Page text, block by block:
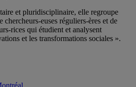
et pluridisciplinaire, elle regroupe
chercheurs-euses réguliers-ères et de
-rices qui étudient et analysent
et les transformations sociales ».